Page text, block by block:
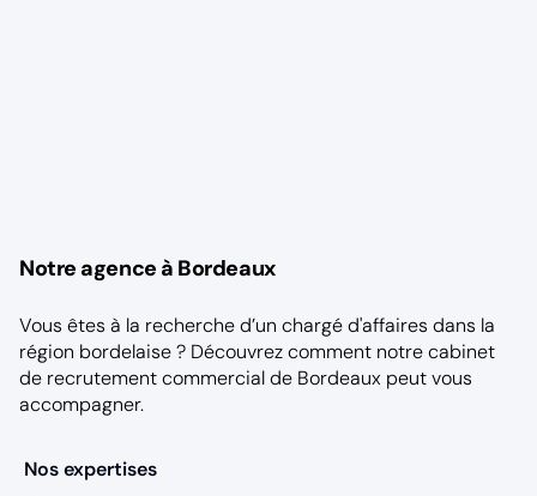
Notre agence à Bordeaux
Vous êtes à la recherche d’un chargé d'affaires dans la
région bordelaise ? Découvrez comment notrecabinet
de recrutement commercial de Bordeaux peut vous
accompagner.
Nos expertises